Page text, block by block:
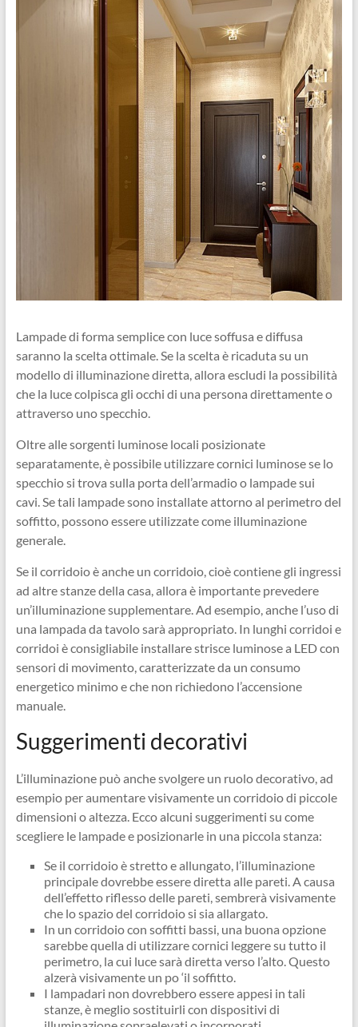
Lampade di forma semplice con luce soffusa e diffusa
saranno la scelta ottimale. Se la scelta è ricaduta su un
modello di illuminazione diretta, allora escludi la possibilità
che la luce colpisca gli occhi di una persona direttamente o
attraverso uno specchio.
Oltre alle sorgenti luminose locali posizionate
separatamente, è possibile utilizzare cornici luminose se lo
specchio si trova sulla porta dell’armadio o lampade sui
cavi. Se tali lampade sono installate attorno al perimetro del
soffitto, possono essere utilizzate come illuminazione
generale.
Se il corridoio è anche un corridoio, cioè contiene gli ingressi
ad altre stanze della casa, allora è importante prevedere
un’illuminazione supplementare. Ad esempio, anche l’uso di
una lampada da tavolo sarà appropriato. In lunghi corridoi e
corridoi è consigliabile installare strisce luminose a LED con
sensori di movimento, caratterizzate da un consumo
energetico minimo e che non richiedono l’accensione
manuale.
Suggerimenti decorativi
L’illuminazione può anche svolgere un ruolo decorativo, ad
esempio per aumentare visivamente un corridoio di piccole
dimensioni o altezza. Ecco alcuni suggerimenti su come
scegliere le lampade e posizionarle in una piccola stanza:
Se il corridoio è stretto e allungato, l’illuminazione
principale dovrebbe essere diretta alle pareti. A causa
dell’effetto riflesso delle pareti, sembrerà visivamente
che lo spazio del corridoio si sia allargato.
In un corridoio con soffitti bassi, una buona opzione
sarebbe quella di utilizzare cornici leggere su tutto il
perimetro, la cui luce sarà diretta verso l’alto. Questo
alzerà visivamente un po ‘il soffitto.
I lampadari non dovrebbero essere appesi in tali
stanze, è meglio sostituirli con dispositivi di